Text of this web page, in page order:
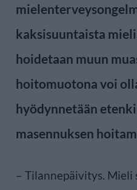
kaksisuuntaista
hoidetaan muun
hoitomuotona voi
hyödynnetään
masennuksen
– Tilannepäivitys. Mieli